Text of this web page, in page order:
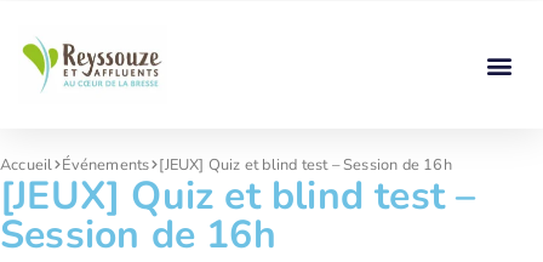
Accueil Événements [JEUX] Quiz et blind test – Session de 16h
[JEUX] Quiz et blind test –
Session de 16h